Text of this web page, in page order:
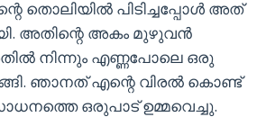
തൊലിയിൽ പിടിച്ചപ്പോൾ അത്
അതിന്റെ അകം മുഴുവൻ
നിന്നും എണ്ണപോലെ ഒരു
ഞാനത് എന്റെ വിരൽ കൊണ്ട്
ഒരുപാട് ഉമ്മവെച്ചു.